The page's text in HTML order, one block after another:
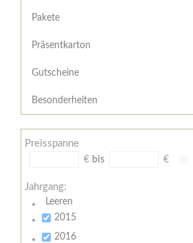
/
Widerrufsformular
AGB
Zahlungsbedingungen
Meine
Pakete
Präsentkarton
Gutscheine
Besonderheiten
Preisspanne
€ bis €
Jahrgang:
Leeren
2015
2016